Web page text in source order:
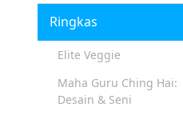
Ringkas
Elite Veggie
Maha Guru Ching Hai:
Desain & Seni